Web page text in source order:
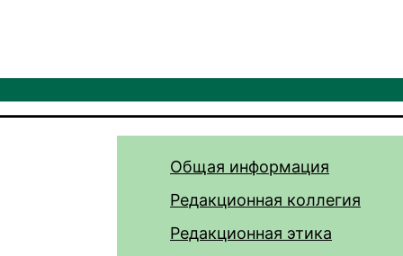
Общая информация
Редакционная коллегия
Редакционная этика